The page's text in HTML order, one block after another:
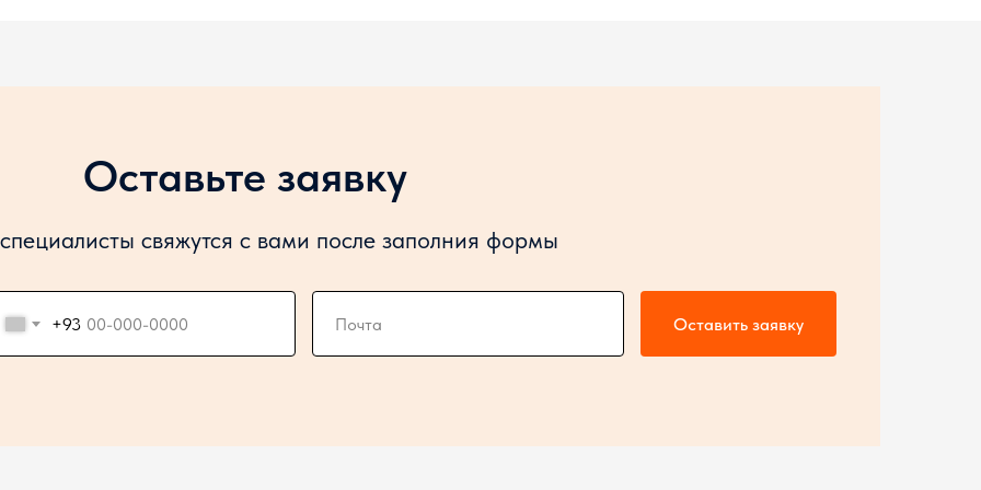
Оставьте заявку
свяжутся с вами после заполния формы
+93 Оставить заявку